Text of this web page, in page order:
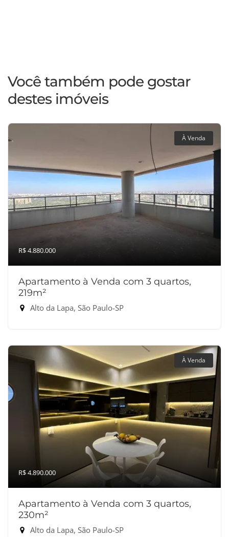
Você também pode gostar
destes imóveis
À Venda
R$ 4.880.000
Apartamento à Venda com 3 quartos,
219m²
Alto da Lapa, São Paulo-SP
À Venda
R$ 4.890.000
Apartamento à Venda com 3 quartos,
230m²
Alto da Lapa, São Paulo-SP